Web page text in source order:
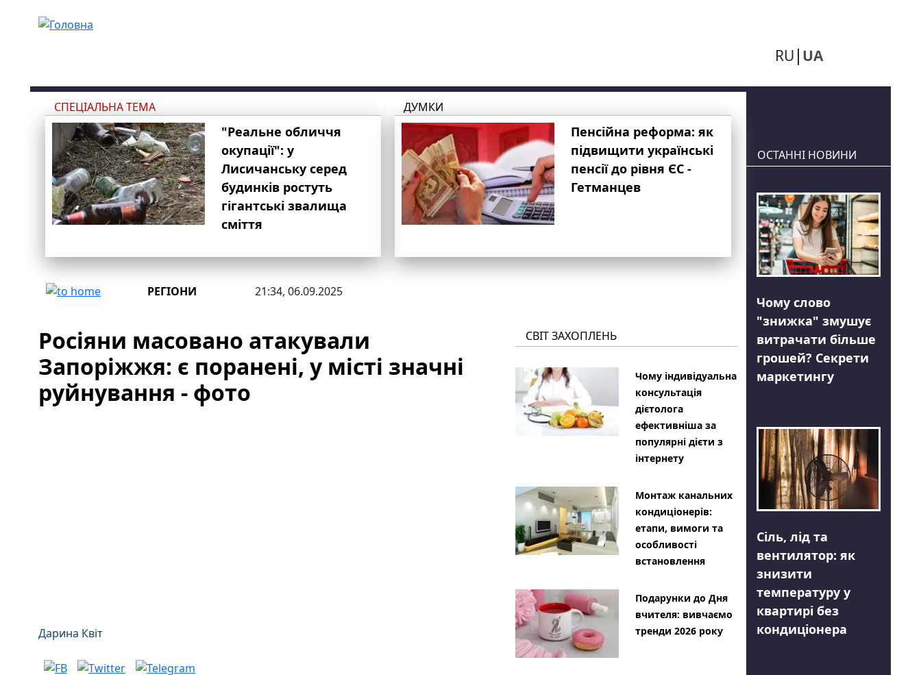
RU UA
СПЕЦІАЛЬНА ТЕМА
"Реальне обличчя
окупації": у
Лисичанську серед
будинків ростуть
гігантські звалища
сміття
ДУМКИ
Пенсійна реформа: як
підвищити українські
пенсії до рівня ЄС -
Гетманцев
РЕГІОНИ 21:34, 06.09.2025
Росіяни масовано атакували
Запоріжжя: є поранені, у місті значні
руйнування - фото
Дарина Квіт
СВІТ ЗАХОПЛЕНЬ
Чому індивідуальна
консультація
дієтолога
ефективніша за
популярні дієти з
інтернету
Монтаж канальних
кондиціонерів:
етапи, вимоги та
особливості
встановлення
Подарунки до Дня
вчителя: вивчаємо
тренди 2026 року
ОСТАННІ НОВИНИ
Чому слово
"знижка" змушує
витрачати більше
грошей? Секрети
маркетингу
Сіль, лід та
вентилятор: як
знизити
температуру у
квартирі без
кондиціонера